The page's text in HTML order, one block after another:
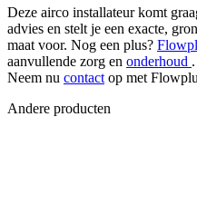
Deze airco installateur komt
advies en stelt je een exacte,
maat voor. Nog een plus?
aanvullende zorg en onderhoud
Neem nu contact op met
Andere producten